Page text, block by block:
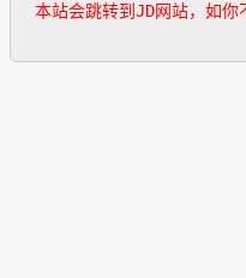
本站会跳转到JD网站，如你